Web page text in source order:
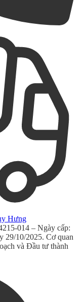
Hưng
014 – Ngày cấp:
29/10/2025. Cơ quan
và Đầu tư thành